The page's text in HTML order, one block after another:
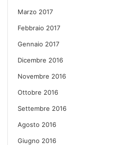
Marzo 2017
Febbraio 2017
Gennaio 2017
Dicembre 2016
Novembre 2016
Ottobre 2016
Settembre 2016
Agosto 2016
Giugno 2016